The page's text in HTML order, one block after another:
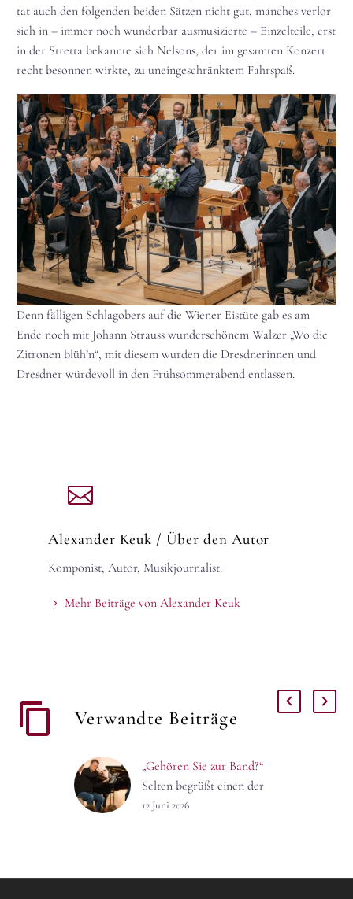
tat auch den folgenden beiden Sätzen nicht gut, manches verlor
sich in – immer noch wunderbar ausmusizierte – Einzelteile, erst
in der Stretta bekannte sich Nelsons, der im gesamten Konzert
recht besonnen wirkte, zu uneingeschränktem Fahrspaß.
Denn fälligen Schlagobers auf die Wiener Eistüte gab es am
Ende noch mit Johann Strauss wunderschönem Walzer „Wo die
Zitronen blüh’n“, mit diesem wurden die Dresdnerinnen und
Dresdner würdevoll in den Frühsommerabend entlassen.
Alexander Keuk / Über den Autor
Komponist, Autor, Musikjournalist.
Mehr Beiträge von Alexander Keuk
Verwandte Beiträge
„Gehören Sie zur Band?“
Selten begrüßt einen der
Gefreite freundlich
12 Juni 2026